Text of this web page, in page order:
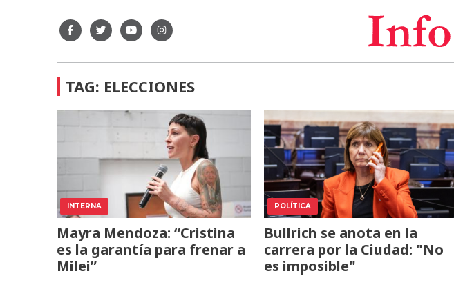
TAG: ELECCIONES
INTERNA
Mayra Mendoza: “Cristina
es la garantía para frenar a
Milei”
POLÍTICA
Bullrich se anota en la
carrera por la Ciudad: "No
es imposible"